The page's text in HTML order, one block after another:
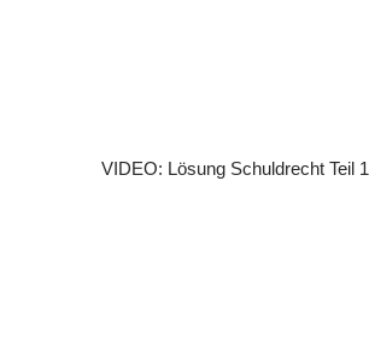
VIDEO: Lösung Schuldrecht Teil 1